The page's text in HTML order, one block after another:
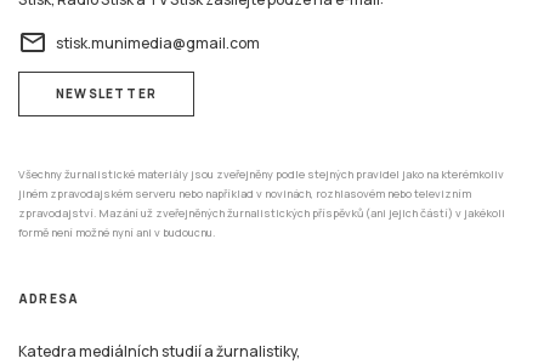
NEWSLETTER
Všechny žurnalistické materiály jsou zveřejněny podle stejných pravidel jako na kterémkoliv
formě není možné nyní ani v budoucnu.
ADRESA
Katedra mediálních studií a žurnalistiky,
Joštova 10,